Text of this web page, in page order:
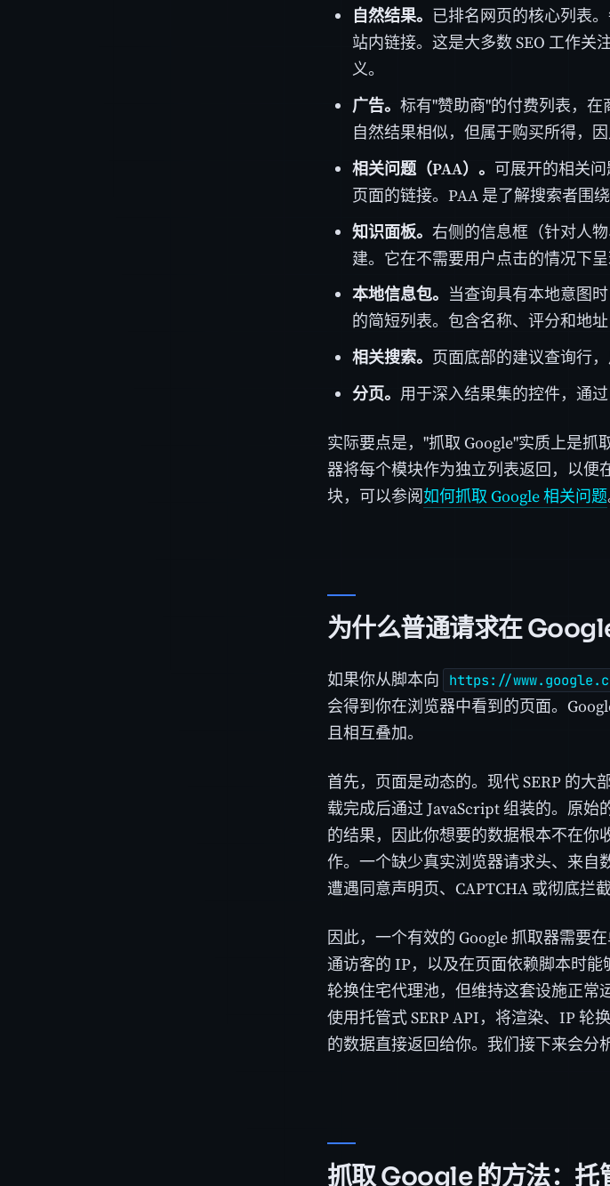
自然结果。 已排名网页的核心列表
站内链接。这是大多数 SEO 工作
义。
广告。 标有"赞助商"的付费列表，
自然结果相似，但属于购买所得，
相关问题（PAA）。 可展开的相关
页面的链接。PAA 是了解搜索者围
知识面板。 右侧的信息框（针对人
建。它在不需要用户点击的情况下
本地信息包。 当查询具有本地意图
的简短列表。包含名称、评分和地
相关搜索。 页面底部的建议查询行，
分页。 用于深入结果集的控件，通
实际要点是，"抓取 Google"实质上是
器将每个模块作为独立列表返回，以便
块，可以参阅如何抓取 Google 相关问题
为什么普通请求在
如果你从脚本向 https://
会得到你在浏览器中看到的页面。
且相互叠加。
首先，页面是动态的。现代 SERP 的
载完成后通过 JavaScript 组装的。原始
的结果，因此你想要的数据根本不在你
作。一个缺少真实浏览器请求头、来自
遭遇同意声明页、CAPTCHA 或彻底拦
因此，一个有效的 Google 抓取器需要
通访客的 IP，以及在页面依赖脚本时
轮换住宅代理池，但维持这套设施正常
使用托管式 SERP API，将渲染、IP 轮
的数据直接返回给你。我们接下来会分
抓取 Google 的方法：托